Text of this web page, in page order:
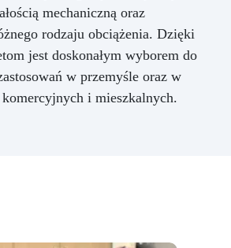
mechaniczną oraz
rodzaju obciążenia. Dzięki
jest doskonałym wyborem do
w przemyśle oraz w
komercyjnych i mieszkalnych.